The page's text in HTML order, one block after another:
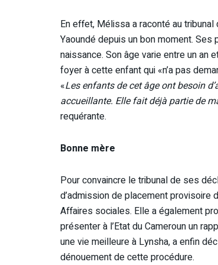
En effet, Mélissa a raconté au
Yaoundé depuis un bon moment. Ses
naissance. Son âge varie entre un an
foyer à cette enfant qui «n’a pas
«Les enfants de cet âge ont besoin
accueillante. Elle fait déjà partie de
requérante.
Bonne mère
Pour convaincre le tribunal de ses
d’admission de placement
Affaires sociales. Elle a également
présenter à l’Etat du Cameroun un
une vie meilleure à Lynsha, a enfin
dénouement de cette procédure.